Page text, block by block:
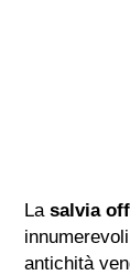
Lasalvia
antichità